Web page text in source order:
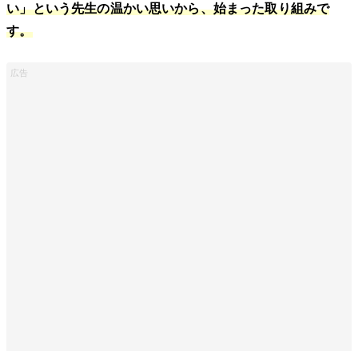
い」という先生の温かい思いから、始まった取り組みで
す。